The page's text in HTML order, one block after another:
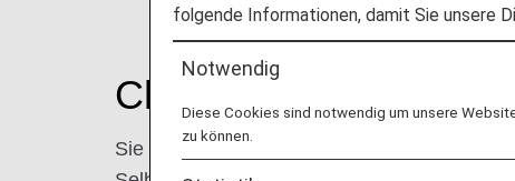
Check-in am
Sie erhalten alle Informationen, die Sie zum
folgende Informationen, damit Sie unsere
Notwendig
Diese Cookies sind notwendig um unsere
zu können.